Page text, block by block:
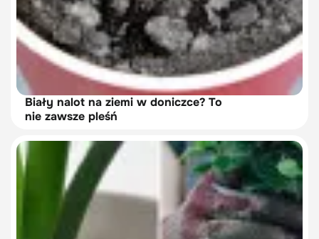
Biały nalot na ziemi w doniczce? To
nie zawsze pleśń